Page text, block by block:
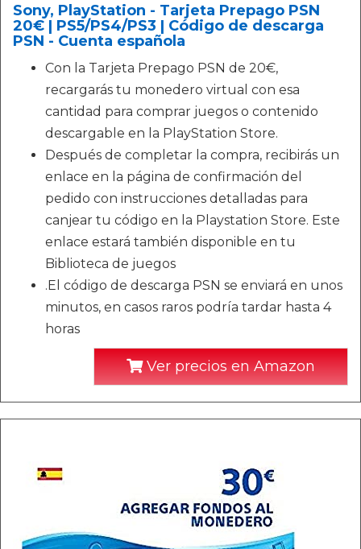
Sony, PlayStation - Tarjeta Prepago PSN
20€ | PS5/PS4/PS3 | Código de descarga
PSN - Cuenta española
Con la Tarjeta Prepago PSN de 20€,
recargarás tu monedero virtual con esa
cantidad para comprar juegos o contenido
descargable en la PlayStation Store.
Después de completar la compra, recibirás un
enlace en la página de confirmación del
pedido con instrucciones detalladas para
canjear tu código en la Playstation Store. Este
enlace estará también disponible en tu
Biblioteca de juegos
.El código de descarga PSN se enviará en unos
minutos, en casos raros podría tardar hasta 4
horas
Ver precios en Amazon